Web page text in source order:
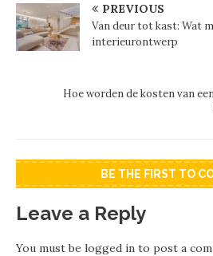
PREVIOUS
Van deur tot kast: Wat
interieurontwerp
Hoe worden de kosten van
BE THE FIRST TO
Leave a Reply
You must be logged in to post a